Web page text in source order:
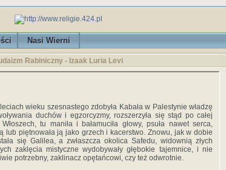
Nasi Wierni
Rabiniczny - Izaak‎ ‎Luria‎ ‎Levi‎
‎wieku‎ ‎szesnastego‎ ‎zdobyła‎ ‎Kabała‎ ‎w‎ ‎Palestynie‎ ‎władzę‎
‎duchów‎ ‎i‎ ‎egzorcyzmy,‎ ‎rozszerzyła się‎ ‎stąd‎ ‎po‎ ‎całej‎
‎tu maniła‎ ‎i‎ ‎bałamuciła‎ ‎głowy,‎ ‎psuła‎ ‎nawet‎ ‎serca,‎
‎lub‎ ‎piętnowała‎ ‎ją‎ ‎jako‎ ‎grzech‎ ‎i‎ ‎kacerstwo.‎ ‎Znowu, jak‎ ‎w‎ ‎dobie‎
‎się‎ ‎Galilea,‎ ‎a zwłaszcza‎ ‎okolica‎ ‎Safedu,‎ ‎widownią‎ ‎złych‎
‎zaklęcia‎ ‎mistyczne‎ ‎wydobywały‎ ‎głębokie‎ ‎tajemnice, i‎ ‎nie
‎potrzebny,‎ ‎zaklinacz opętańcowi,‎ ‎czy‎ ‎też‎ ‎odwrotnie.‎